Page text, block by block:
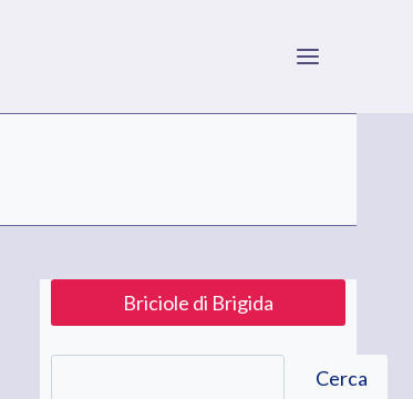
Briciole di Brigida
Cerca